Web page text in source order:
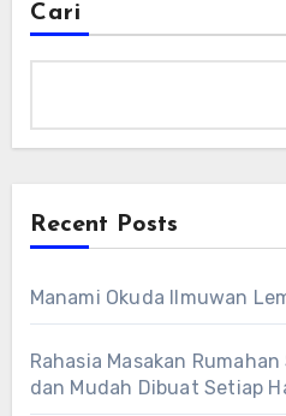
Cari
Recent Posts
Manami Okuda Ilmuwan
Rahasia Masakan
dan Mudah Dibuat Setiap